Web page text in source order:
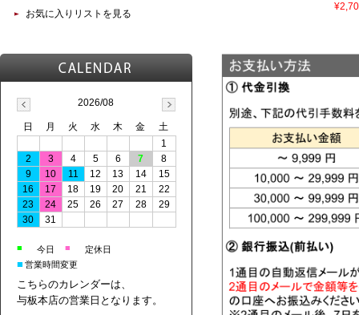
お気に入りリストを見る
2026/08
日 月 火 水 木 金
土
1
2
3 4 5 6 7
8
9
10 11 12 13 14
15
16
17 18 19 20 21
22
23
24 25 26 27 28
29
30
31
■ 今日 ■ 定休日
■ 営業時間変更
こちらのカレンダーは、
与板本店の営業日となります。